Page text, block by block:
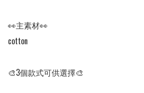
👀主素材👀
cotton
🎨3個款式可供選擇🎨